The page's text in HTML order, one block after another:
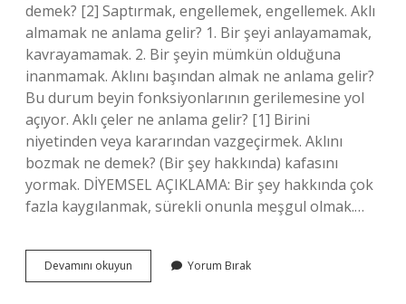
demek? [2] Saptırmak, engellemek, engellemek. Aklı
almamak ne anlama gelir? 1. Bir şeyi anlayamamak,
kavrayamamak. 2. Bir şeyin mümkün olduğuna
inanmamak. Aklını başından almak ne anlama gelir?
Bu durum beyin fonksiyonlarının gerilemesine yol
açıyor. Aklı çeler ne anlama gelir? [1] Birini
niyetinden veya kararından vazgeçirmek. Aklını
bozmak ne demek? (Bir şey hakkında) kafasını
yormak. DİYEMSEL AÇIKLAMA: Bir şey hakkında çok
fazla kaygılanmak, sürekli onunla meşgul olmak.…
Devamını okuyun
Çelmek
Yorum Bırak